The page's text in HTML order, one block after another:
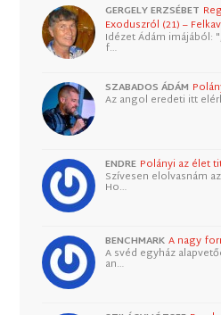
GERGELY ERZSÉBET
Exoduszról (21) –
Idézet Ádám imájából:
f…
SZABADOS ÁDÁM
Az angol eredeti itt
ENDRE Polányi az élet
Szívesen elolvasnám
Ho…
BENCHMARK A nagy
A svéd egyház
an…